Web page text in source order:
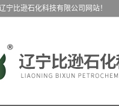
宁比逊石化科技有限公司网站！